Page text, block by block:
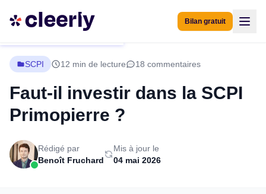
Bilan gratuit
SCPI 12 min de lecture 18 commentaires
Faut-il investir dans la SCPI
Primopierre ?
Rédigé par
Benoît Fruchard
Mis à jour le
04 mai 2026